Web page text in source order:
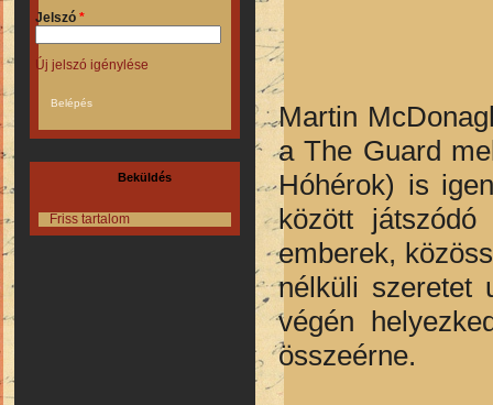
Jelszó *
Új jelszó igénylése
Beküldés
Friss tartalom
Martin
a The Guard
Hóhérok) is
között
emberek,
nélküli szeretet
végén
összeérne.